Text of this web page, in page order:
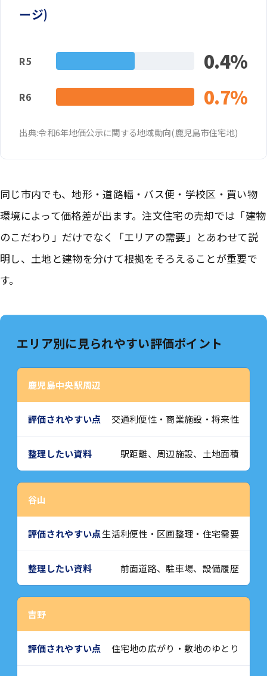
ージ)
R5 0.4％
R6 0.7％
出典:令和6年地価公示に関する地域動向(鹿児島市住宅地)
同じ市内でも、地形・道路幅・バス便・学校区・買い物
環境によって価格差が出ます。注文住宅の売却では「建物
のこだわり」だけでなく「エリアの需要」とあわせて説
明し、土地と建物を分けて根拠をそろえることが重要で
す。
エリア別に見られやすい評価ポイント
鹿児島中央駅周辺
交通利便性・商業施設・将来性
駅距離、周辺施設、土地面積
谷山
生活利便性・区画整理・住宅需要
前面道路、駐車場、設備履歴
吉野
住宅地の広がり・敷地のゆとり